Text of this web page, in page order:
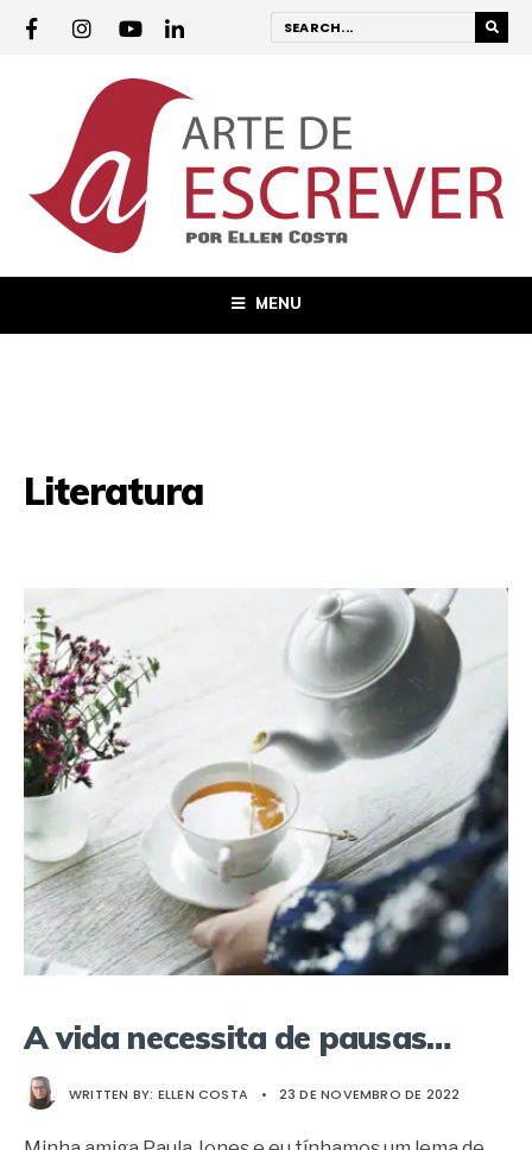
MENU
Literatura
A vida necessita de pausas…
WRITTEN BY: ELLEN COSTA • 23 DE NOVEMBRO DE 2022